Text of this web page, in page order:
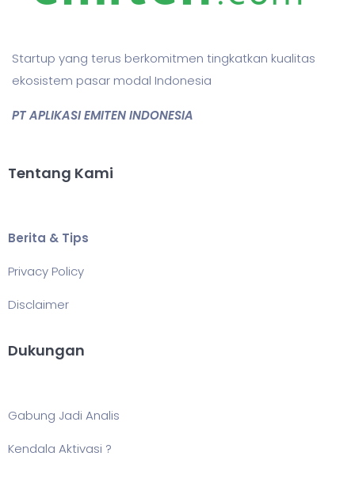
Startup yang terus berkomitmen tingkatkan kualitas
ekosistem pasar modal Indonesia
PT APLIKASI EMITEN INDONESIA
Tentang Kami
Berita & Tips
Privacy Policy
Disclaimer
Dukungan
Gabung Jadi Analis
Kendala Aktivasi ?